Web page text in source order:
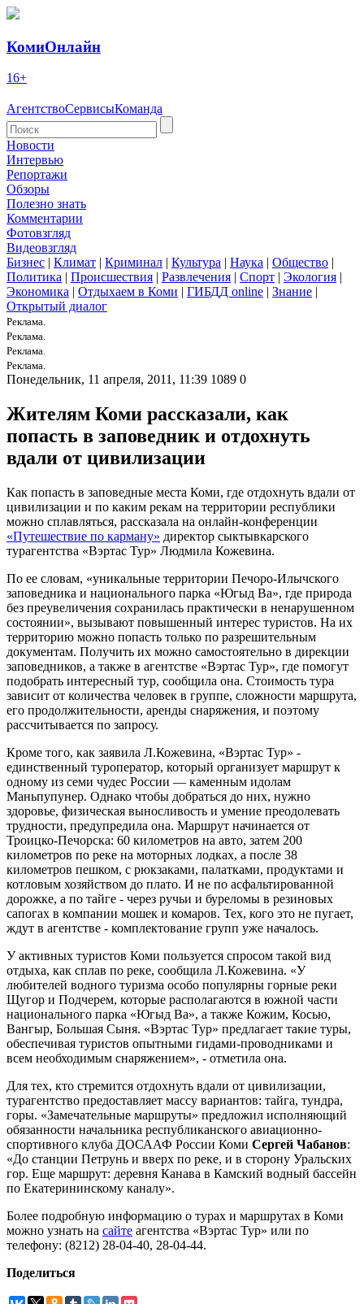
КомиОнлайн
16+
АгентствоСервисыКоманда
Новости
Интервью
Репортажи
Обзоры
Полезно знать
Комментарии
Фотовзгляд
Видеовзгляд
Бизнес | Климат | Криминал | Культура | Наука | Общество |
Политика | Происшествия | Развлечения | Спорт | Экология |
Экономика | Отдыхаем в Коми | ГИБДД online | Знание |
Открытый диалог
Реклама.
Реклама.
Реклама.
Реклама.
Понедельник, 11 апреля, 2011, 11:39 1089 0
Жителям Коми рассказали, как
попасть в заповедник и отдохнуть
вдали от цивилизации
Как попасть в заповедные места Коми, где отдохнуть вдали от
цивилизации и по каким рекам на территории республики
можно сплавляться, рассказала на онлайн-конференции
«Путешествие по карману» директор сыктывкарского
турагентства «Вэртас Тур» Людмила Кожевина.
По ее словам, «уникальные территории Печоро-Илычского
заповедника и национального парка «Югыд Ва», где природа
без преувеличения сохранилась практически в ненарушенном
состоянии», вызывают повышенный интерес туристов. На их
территорию можно попасть только по разрешительным
документам. Получить их можно самостоятельно в дирекции
заповедников, а также в агентстве «Вэртас Тур», где помогут
подобрать интересный тур, сообщила она. Стоимость тура
зависит от количества человек в группе, сложности маршрута,
его продолжительности, аренды снаряжения, и поэтому
рассчитывается по запросу.
Кроме того, как заявила Л.Кожевина, «Вэртас Тур» -
единственный туроператор, который организует маршрут к
одному из семи чудес России — каменным идолам
Маньпупунер. Однако чтобы добраться до них, нужно
здоровье, физическая выносливость и умение преодолевать
трудности, предупредила она. Маршрут начинается от
Троицко-Печорска: 60 километров на авто, затем 200
километров по реке на моторных лодках, а после 38
километров пешком, с рюкзаками, палатками, продуктами и
котловым хозяйством до плато. И не по асфальтированной
дорожке, а по тайге - через ручьи и буреломы в резиновых
сапогах в компании мошек и комаров. Тех, кого это не пугает,
ждут в агентстве - комплектование групп уже началось.
У активных туристов Коми пользуется спросом такой вид
отдыха, как сплав по реке, сообщила Л.Кожевина. «У
любителей водного туризма особо популярны горные реки
Щугор и Подчерем, которые располагаются в южной части
национального парка «Югыд Ва», а также Кожим, Косью,
Вангыр, Большая Сыня. «Вэртас Тур» предлагает такие туры,
обеспечивая туристов опытными гидами-проводниками и
всем необходимым снаряжением», - отметила она.
Для тех, кто стремится отдохнуть вдали от цивилизации,
турагентство предоставляет массу вариантов: тайга, тундра,
горы. «Замечательные маршруты» предложил исполняющий
обязанности начальника республиканского авиационно-
спортивного клуба ДОСААФ России Коми Сергей Чабанов:
«До станции Петрунь и вверх по реке, и в сторону Уральских
гор. Еще маршрут: деревня Канава в Камский водный бассейн
по Екатерининскому каналу».
Более подробную информацию о турах и маршрутах в Коми
можно узнать на сайте агентства «Вэртас Тур» или по
телефону: (8212) 28-04-40, 28-04-44.
Поделиться